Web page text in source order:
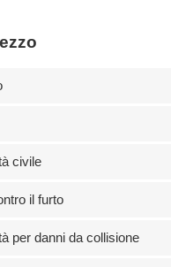
civile
il furto
per danni da collisione